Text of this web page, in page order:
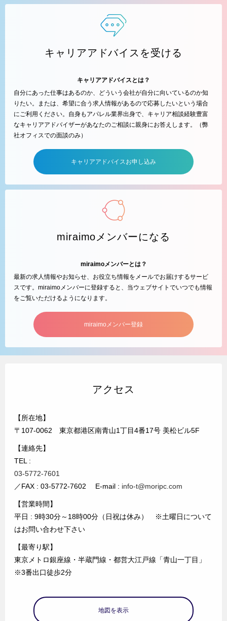
キャリアアドバイスを受ける
キャリアアドバイスとは？
自分にあった仕事はあるのか、どういう会社が自分に向いているのか知
りたい。または、希望に合う求人情報があるので応募したいという場合
にご利用ください。自身もアパレル業界出身で、キャリア相談経験豊富
なキャリアアドバイザーがあなたのご相談に親身にお答えします。（弊
社オフィスでの面談のみ）
キャリアアドバイスお申し込み
miraimoメンバーになる
miraimoメンバーとは？
最新の求人情報やお知らせ、お役立ち情報をメールでお届けするサービ
スです。miraimoメンバーに登録すると、当ウェブサイトでいつでも情報
をご覧いただけるようになります。
miraimoメンバー登録
アクセス
【所在地】
〒107-0062 東京都港区南青山1丁目4番17号 美松ビル5F
【連絡先】
TEL :
03-5772-7601
／FAX : 03-5772-7602 E-mail : info-t@moripc.com
【営業時間】
平日 : 9時30分～18時00分（日祝は休み） ※土曜日について
はお問い合わせ下さい
【最寄り駅】
東京メトロ銀座線・半蔵門線・都営大江戸線「青山一丁目」
※3番出口徒歩2分
地図を表示